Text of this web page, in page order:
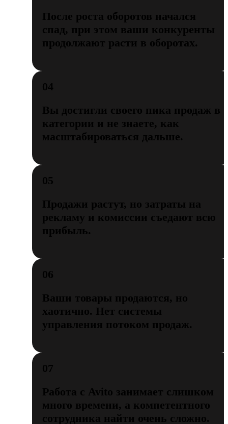
После роста оборотов начался
спад, при этом ваши конкуренты
продолжают расти в оборотах.
04
Вы достигли своего пика продаж в
категории и не знаете, как
масштабироваться дальше.
05
Продажи растут, но затраты на
рекламу и комиссии съедают всю
прибыль.
06
Ваши товары продаются, но
хаотично. Нет системы
управления потоком продаж.
07
Работа с Avito занимает слишком
много времени, а компетентного
сотрудника найти очень сложно.